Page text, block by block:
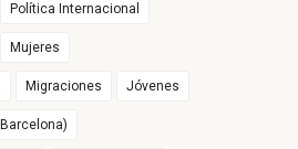
Política Internacional
Mujeres
Migraciones Jóvenes